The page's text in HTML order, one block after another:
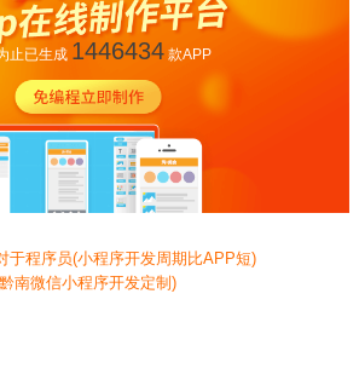
止已生成 1446434款APP
于程序员(小程序开发周期比APP短)
南微信小程序开发定制)